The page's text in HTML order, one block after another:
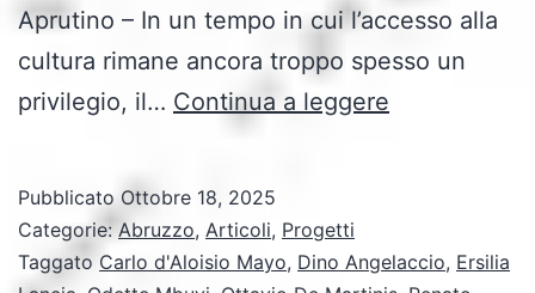
Aprutino – In un tempo in cui l’accesso alla
cultura rimane ancora troppo spesso un
privilegio, il… Continua a leggere
tutti
Pubblicato Ottobre 18, 2025
Categorie:Abruzzo, Articoli, Progetti
Taggato Carlo d'Aloisio Mayo, Dino Angelaccio, Ersilia